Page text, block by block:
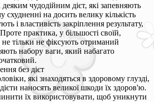
чудодійним дієт, які запевняють
на досить велику кількість
і властивість закріплення результату,
практика, у більшості своїй,
не тільки не фіксують отриманий
набору ваги, який набагато
без дієт
які знаходяться в здоровому глузді,
наносять великої шкоди їх здоров'ю.
їх використовувати, щоб уникнути